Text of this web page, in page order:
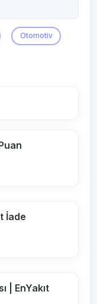
Otomotiv
İade
| EnYakıt